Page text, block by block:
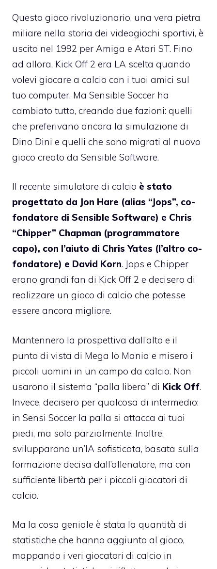
Questo gioco rivoluzionario, una vera pietra
miliare nella storia dei videogiochi sportivi, è
uscito nel 1992 per Amiga e Atari ST. Fino
ad allora, Kick Off 2 era LA scelta quando
volevi giocare a calcio con i tuoi amici sul
tuo computer. Ma Sensible Soccer ha
cambiato tutto, creando due fazioni: quelli
che preferivano ancora la simulazione di
Dino Dini e quelli che sono migrati al nuovo
gioco creato da Sensible Software.
Il recente simulatore di calcio è stato
progettato da Jon Hare (alias “Jops”, co-
fondatore di Sensible Software) e Chris
“Chipper” Chapman (programmatore
capo), con l’aiuto di Chris Yates (l’altro co-
fondatore) e David Korn. Jops e Chipper
erano grandi fan di Kick Off 2 e decisero di
realizzare un gioco di calcio che potesse
essere ancora migliore.
Mantennero la prospettiva dall’alto e il
punto di vista di Mega lo Mania e misero i
piccoli uomini in un campo da calcio. Non
usarono il sistema “palla libera” di Kick Off.
Invece, decisero per qualcosa di intermedio:
in Sensi Soccer la palla si attacca ai tuoi
piedi, ma solo parzialmente. Inoltre,
svilupparono un’IA sofisticata, basata sulla
formazione decisa dall’allenatore, ma con
sufficiente libertà per i piccoli giocatori di
calcio.
Ma la cosa geniale è stata la quantità di
statistiche che hanno aggiunto al gioco,
mappando i veri giocatori di calcio in